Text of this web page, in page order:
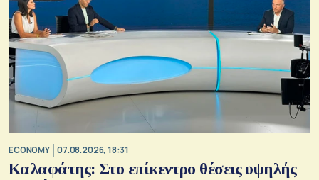
ECONOMY 07.08.2026, 18:31
Καλαφάτης: Στο επίκεντρο θέσεις υψηλής